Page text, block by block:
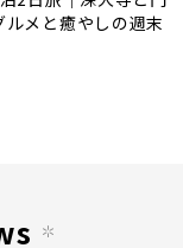
メと癒やしの週末